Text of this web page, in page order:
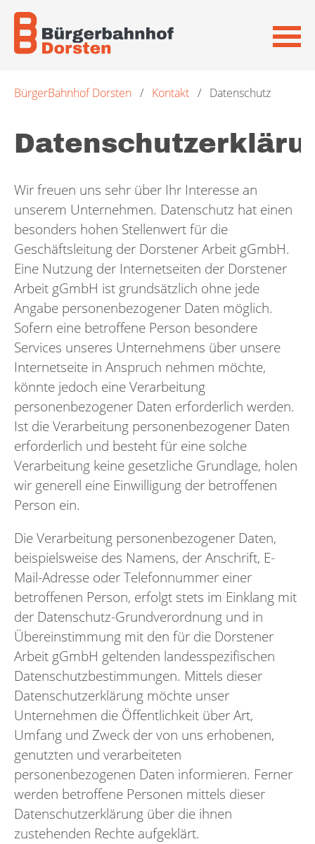
überspringen
BürgerBahnhof Dorsten Kontakt Datenschutz
Wir freuen uns sehr über Ihr Interesse an
unserem Unternehmen. Datenschutz hat einen
besonders hohen Stellenwert für die
Geschäftsleitung der Dorstener Arbeit gGmbH.
Eine Nutzung der Internetseiten der Dorstener
Arbeit gGmbH ist grundsätzlich ohne jede
Angabe personenbezogener Daten möglich.
Sofern eine betroffene Person besondere
Services unseres Unternehmens über unsere
Internetseite in Anspruch nehmen möchte,
könnte jedoch eine Verarbeitung
personenbezogener Daten erforderlich werden.
Ist die Verarbeitung personenbezogener Daten
erforderlich und besteht für eine solche
Verarbeitung keine gesetzliche Grundlage, holen
wir generell eine Einwilligung der betroffenen
Person ein.
Die Verarbeitung personenbezogener Daten,
beispielsweise des Namens, der Anschrift, E-
Mail-Adresse oder Telefonnummer einer
betroffenen Person, erfolgt stets im Einklang mit
der Datenschutz-Grundverordnung und in
Übereinstimmung mit den für die Dorstener
Arbeit gGmbH geltenden landesspezifischen
Datenschutzbestimmungen. Mittels dieser
Datenschutzerklärung möchte unser
Unternehmen die Öffentlichkeit über Art,
Umfang und Zweck der von uns erhobenen,
genutzten und verarbeiteten
personenbezogenen Daten informieren. Ferner
werden betroffene Personen mittels dieser
Datenschutzerklärung über die ihnen
zustehenden Rechte aufgeklärt.